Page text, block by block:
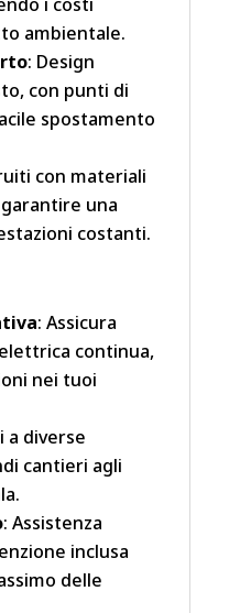
ambientale.
: Design
con punti di
spostamento
con materiali
una
costanti.
: Assicura
continua,
nei tuoi
a diverse
cantieri agli
: Assistenza
inclusa
delle